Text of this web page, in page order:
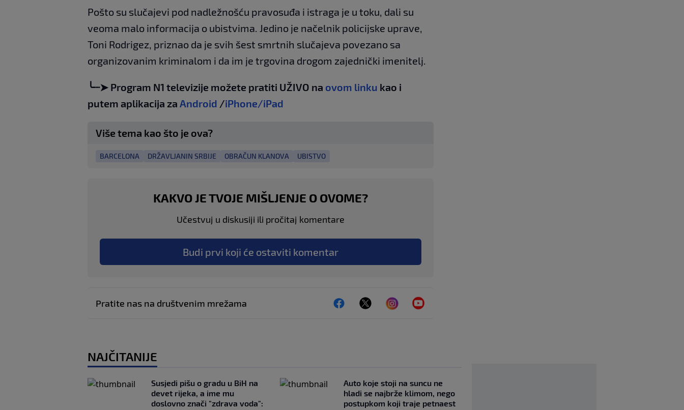
Pošto su slučajevi pod nadležnošću pravosuđa i istraga je u toku, dali su
veoma malo informacija o ubistvima. Jedino je načelnik policijske uprave,
Toni Rodrigez, priznao da je svih šest smrtnih slučajeva povezano sa
organizovanim kriminalom i da im je trgovina drogom zajednički imenitelj.
╰┈➤ Program N1 televizije možete pratiti UŽIVO na ovom linku kao i
putem aplikacija za Android /iPhone/iPad
Više tema kao što je ova?
BARCELONA DRŽAVLJANIN SRBIJE OBRAČUN KLANOVA UBISTVO
KAKVO JE TVOJE MIŠLJENJE O OVOME?
Učestvuj u diskusiji ili pročitaj komentare
Budi prvi koji će ostaviti komentar
Pratite nas na društvenim mrežama
NAJČITANIJE
Susjedi pišu o gradu u BiH na
devet rijeka, a ime mu
doslovno znači "zdrava voda":
Auto koje stoji na suncu ne
hladi se najbrže klimom, nego
postupkom koji traje petnaest